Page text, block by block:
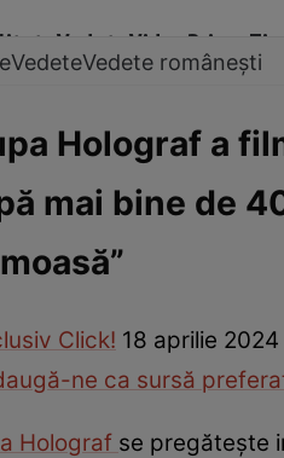
Vedete Video Prime
româneștiInterviurile
VedeteVedete românești
Holograf a
mai bine de
Click! 18 aprilie
ne ca sursă
Holograf se pregătește